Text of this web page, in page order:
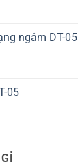
ngâm DT-05
05